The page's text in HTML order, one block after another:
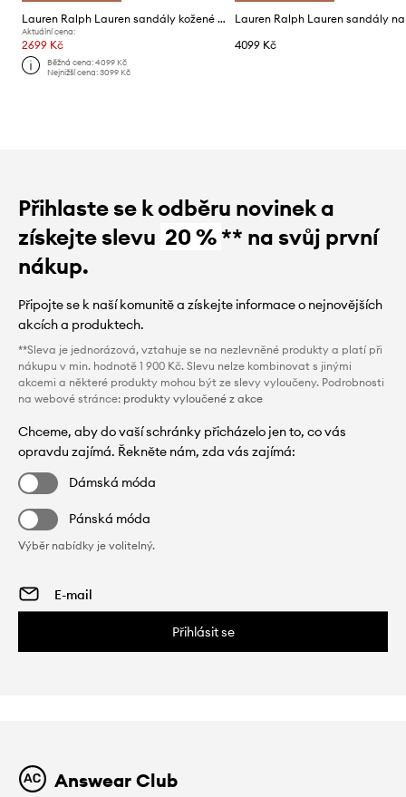
Lauren Ralph Lauren sandály kožené Kendyl Kttn
Aktuální cena:
2699 Kč
Běžná cena:4099 Kč
Nejnižší cena:3099 Kč
4099 Kč
Přihlaste se k odběru novinek a
získejte slevu 20 %** na svůj první
nákup.
Připojte se k naší komunitě a získejte informace o nejnovějších
akcích a produktech.
**Sleva je jednorázová, vztahuje se na nezlevněné produkty a platí při
nákupu v min. hodnotě 1 900 Kč. Slevu nelze kombinovat s jinými
akcemi a některé produkty mohou být ze slevy vyloučeny. Podrobnosti
na webové stránce: produkty vyloučené z akce
Chceme, aby do vaší schránky přicházelo jen to, co vás
opravdu zajímá. Řekněte nám, zda vás zajímá:
Dámská móda
Pánská móda
Výběr nabídky je volitelný.
Přihlásit se
Answear Club